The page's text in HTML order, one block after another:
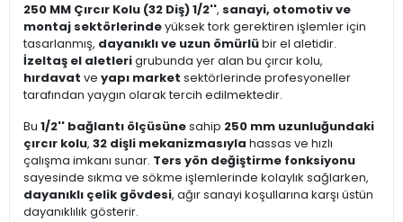
250 MM Çırcır Kolu (32 Diş) 1/2'', sanayi, otomotiv ve
montaj sektörlerindeyüksek tork gerektiren işlemler için
tasarlanmış, dayanıklı ve uzun ömürlübir el aletidir.
İzeltaş el aletlerigrubunda yer alan bu çırcır kolu,
hırdavat ve yapı market sektörlerinde profesyoneller
tarafından yaygın olarak tercih edilmektedir.
Bu 1/2'' bağlantı ölçüsünesahip 250 mm uzunluğundaki
çırcır kolu, 32 dişli mekanizmasıyla hassas ve hızlı
çalışma imkanı sunar. Ters yön değiştirme fonksiyonu
sayesinde sıkma ve sökme işlemlerinde kolaylık sağlarken,
dayanıklı çelik gövdesi, ağır sanayi koşullarına karşı üstün
dayanıklılık gösterir.